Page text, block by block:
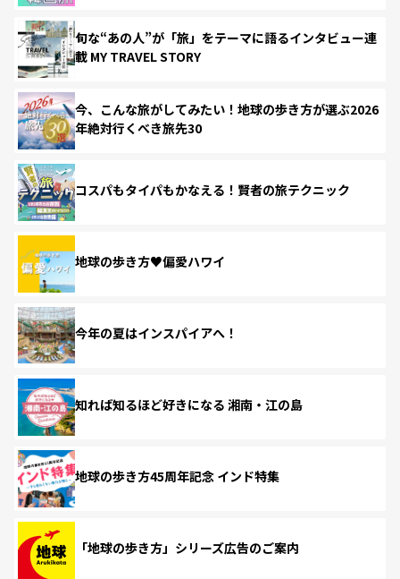
旬な“あの人”が「旅」をテーマに語るインタビュー連
載 MY TRAVEL STORY
今、こんな旅がしてみたい！地球の歩き方が選ぶ2026
年絶対行くべき旅先30
コスパもタイパもかなえる！賢者の旅テクニック
地球の歩き方♥偏愛ハワイ
今年の夏はインスパイアへ！
知れば知るほど好きになる 湘南・江の島
地球の歩き方45周年記念 インド特集
「地球の歩き方」シリーズ広告のご案内